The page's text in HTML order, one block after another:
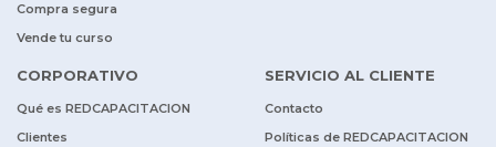
Compra segura
Vende tu curso
CORPORATIVO
Qué es REDCAPACITACION
Clientes
SERVICIO AL CLIENTE
Contacto
Políticas de REDCAPACITACION